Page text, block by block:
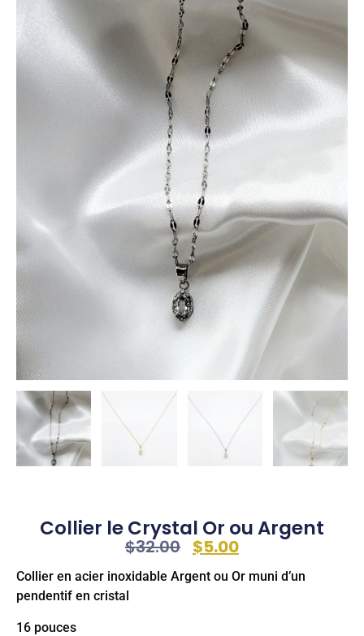
Collier le Crystal Or ou Argent
$32.00 $5.00
Collier en acier inoxidable Argent ou Or muni d’un
pendentif en cristal
16 pouces